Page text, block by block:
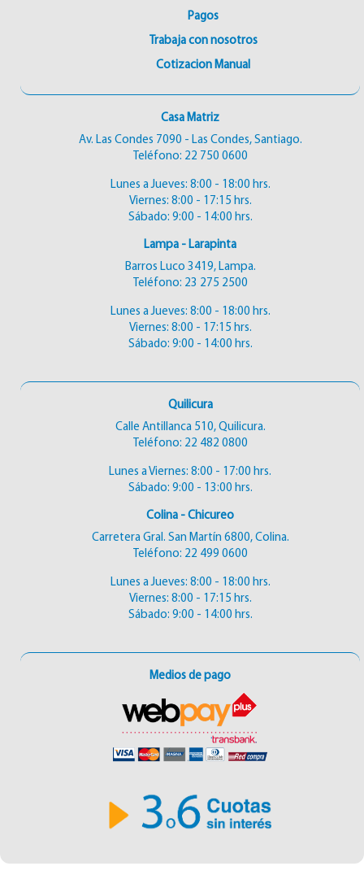
Pagos
Trabaja con nosotros
Cotizacion Manual
Casa Matriz
Av. Las Condes 7090 - Las Condes, Santiago.
Teléfono: 22 750 0600
Lunes a Jueves: 8:00 - 18:00 hrs.
Viernes: 8:00 - 17:15 hrs.
Sábado: 9:00 - 14:00 hrs.
Lampa - Larapinta
Barros Luco 3419, Lampa.
Teléfono: 23 275 2500
Lunes a Jueves: 8:00 - 18:00 hrs.
Viernes: 8:00 - 17:15 hrs.
Sábado: 9:00 - 14:00 hrs.
Quilicura
Calle Antillanca 510, Quilicura.
Teléfono: 22 482 0800
Lunes a Viernes: 8:00 - 17:00 hrs.
Sábado: 9:00 - 13:00 hrs.
Colina - Chicureo
Carretera Gral. San Martín 6800, Colina.
Teléfono: 22 499 0600
Lunes a Jueves: 8:00 - 18:00 hrs.
Viernes: 8:00 - 17:15 hrs.
Sábado: 9:00 - 14:00 hrs.
Medios de pago